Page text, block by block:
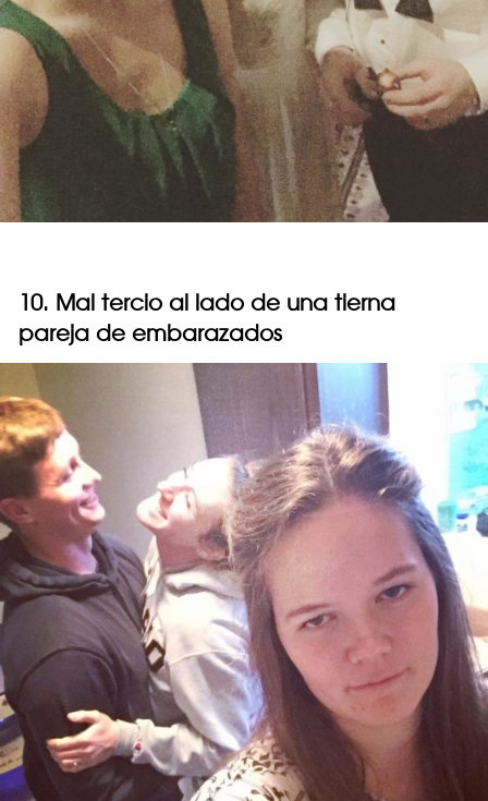
10. Mal tercio al lado de una tierna
pareja de embarazados